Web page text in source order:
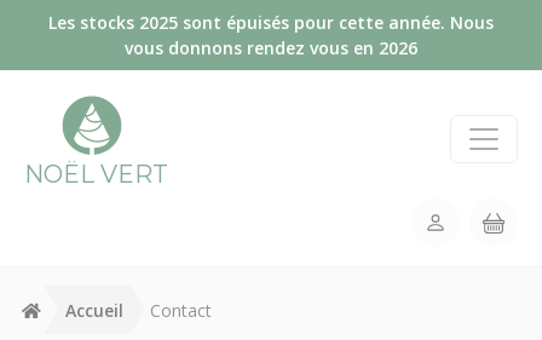
Panneau de gestion des cookies
Les stocks 2025 sont épuisés pour cette année. Nous
vous donnons rendez vous en 2026
NOËL VERT
Accueil Contact